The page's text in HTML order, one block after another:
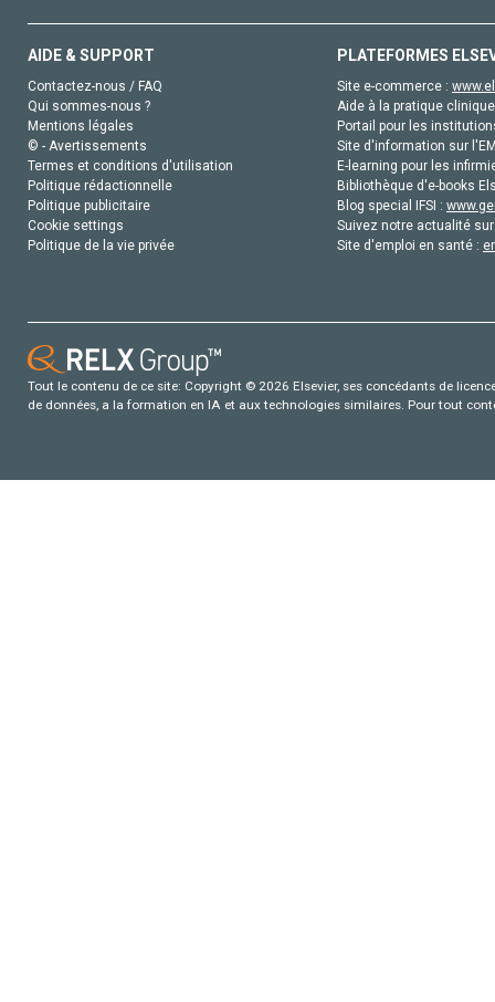
AIDE & SUPPORT
Contactez-nous / FAQ
Qui sommes-nous ?
Mentions légales
© - Avertissements
Termes et conditions d'utilisation
Politique rédactionnelle
Politique publicitaire
Cookie settings
Politique de la vie privée
PLATEFORMES
Site e-commerce :
Aide à la pratique
Portail pour les
Site d'information sur
E-learning pour les
Bibliothèque d'e-books
Blog special IFSI :
Suivez notre actualité
Site d'emploi en santé :
Tout le contenu de ce site: Copyright © 2026 Elsevier, ses concédants de
de données, a la formation en IA et aux technologies similaires. Pour tout